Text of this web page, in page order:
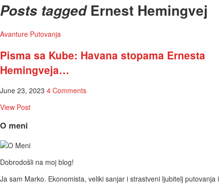
Posts tagged Ernest Hemingvej
Avanture Putovanja
Pisma sa Kube: Havana stopama Ernesta
Hemingveja…
June 23, 2023 4 Comments
View Post
O meni
Dobrodošli na moj blog!
Ja sam Marko. Ekonomista, veliki sanjar i strastveni ljubitelj putovanja i